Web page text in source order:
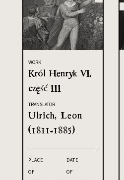
WORK
Król Henryk VI,
część III
TRANSLATOR
Ulrich, Leon
(1811-1885)
PLACE
OF
DATE
OF